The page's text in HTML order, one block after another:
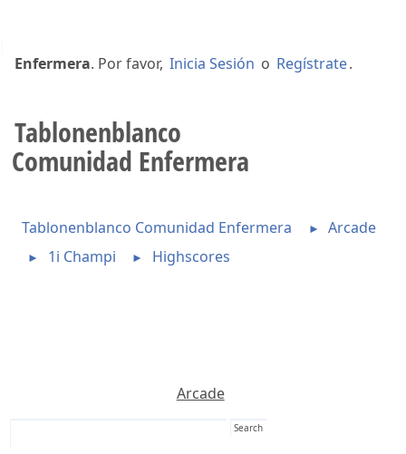
Enfermera. Por favor, Inicia Sesión o Regístrate.
Tablonenblanco
Comunidad Enfermera
Tablonenblanco Comunidad Enfermera ► Arcade
► 1i Champi ► Highscores
Arcade